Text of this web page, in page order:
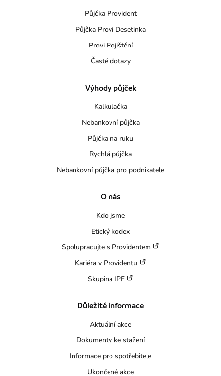
Půjčka Provident
Půjčka Provi Desetinka
Provi Pojištění
Časté dotazy
Výhody půjček
Kalkulačka
Nebankovní půjčka
Půjčka na ruku
Rychlá půjčka
Nebankovní půjčka pro podnikatele
O nás
Kdo jsme
Etický kodex
Spolupracujte s Providentem
Kariéra v Providentu
Skupina IPF
Důležité informace
Aktuální akce
Dokumenty ke stažení
Informace pro spotřebitele
Ukončené akce